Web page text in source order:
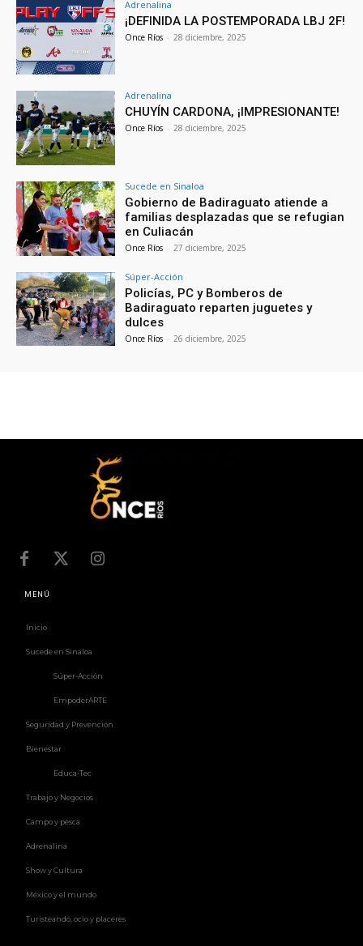
Adrenalina
¡DEFINIDA LA POSTEMPORADA LBJ 2F!
Once Ríos - 28 diciembre, 2025
Adrenalina
CHUYÍN CARDONA, ¡IMPRESIONANTE!
Once Ríos - 28 diciembre, 2025
Sucede en Sinaloa
Gobierno de Badiraguato atiende a
familias desplazadas que se refugian
en Culiacán
Once Ríos - 27 diciembre, 2025
Súper-Acción
Policías, PC y Bomberos de
Badiraguato reparten juguetes y
dulces
Once Ríos - 26 diciembre, 2025
MENÚ
Inicio
Sucede en Sinaloa
Súper-Acción
EmpoderARTE
Seguridad y Prevención
Bienestar
Educa-Tec
Trabajo y Negocios
Campo y pesca
Adrenalina
Show y Cultura
México y el mundo
Turisteando, ocio y placeres